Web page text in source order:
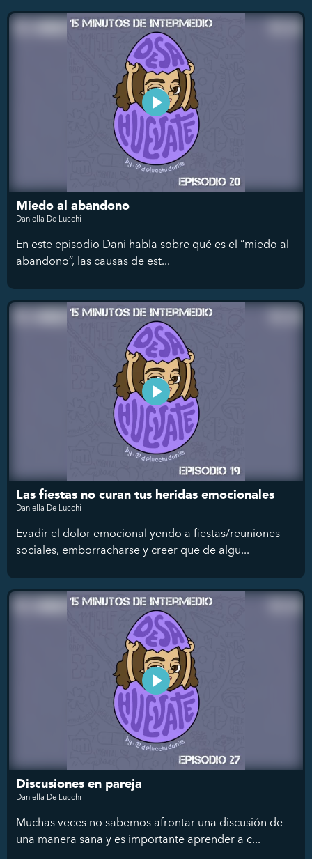
Miedo al abandono
Daniella De Lucchi
En este episodio Dani habla sobre qué es el “miedo al
abandono”, las causas de est...
Las fiestas no curan tus heridas emocionales
Daniella De Lucchi
Evadir el dolor emocional yendo a fiestas/reuniones
sociales, emborracharse y creer que de algu...
Discusiones en pareja
Daniella De Lucchi
Muchas veces no sabemos afrontar una discusión de
una manera sana y es importante aprender a c...